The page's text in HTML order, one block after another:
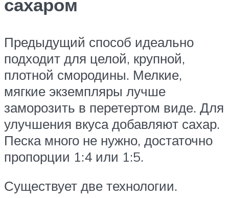
Предыдущий способ идеально
подходит для целой, крупной,
плотной смородины. Мелкие,
мягкие экземпляры лучше
заморозить в перетертом виде. Для
улучшения вкуса добавляют сахар.
Песка много не нужно, достаточно
пропорции 1:4 или 1:5.
Существует две технологии.